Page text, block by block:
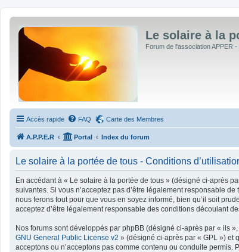
Le solaire à la
Forum de l'association APPER
Accès rapide FAQ Carte des Membres
A.P.P.E.R Portal Index du forum
Le solaire à la portée de tous - Conditions
En accédant à « Le solaire à la portée de tous » (désigné ci-après
suivantes. Si vous n’acceptez pas d’être légalement responsable
nous ferons tout pour que vous en soyez informé, bien qu’il soit
acceptez d’être légalement responsable des conditions découlant
Nos forums sont développés par phpBB (désigné ci-après par « ils
GNU General Public License v2 » (désigné ci-après par « GPL ») et
acceptons ou n’acceptons pas comme contenu ou conduite